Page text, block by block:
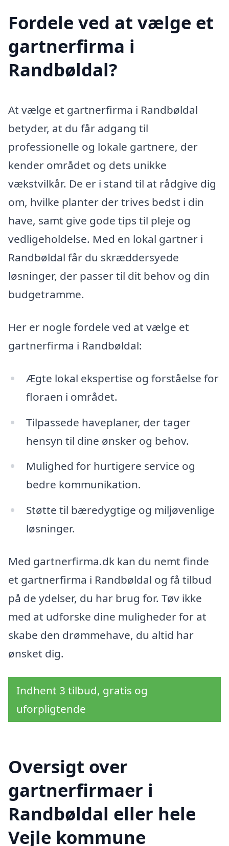
Fordele ved at vælge et
gartnerfirma i
Randbøldal?
At vælge et gartnerfirma i Randbøldal
betyder, at du får adgang til
professionelle og lokale gartnere, der
kender området og dets unikke
vækstvilkår. De er i stand til at rådgive dig
om, hvilke planter der trives bedst i din
have, samt give gode tips til pleje og
vedligeholdelse. Med en lokal gartner i
Randbøldal får du skræddersyede
løsninger, der passer til dit behov og din
budgetramme.
Her er nogle fordele ved at vælge et
gartnerfirma i Randbøldal:
Ægte lokal ekspertise og forståelse for
floraen i området.
Tilpassede haveplaner, der tager
hensyn til dine ønsker og behov.
Mulighed for hurtigere service og
bedre kommunikation.
Støtte til bæredygtige og miljøvenlige
løsninger.
Med gartnerfirma.dk kan du nemt finde
et gartnerfirma i Randbøldal og få tilbud
på de ydelser, du har brug for. Tøv ikke
med at udforske dine muligheder for at
skabe den drømmehave, du altid har
ønsket dig.
Indhent 3 tilbud, gratis og
uforpligtende
Oversigt over
gartnerfirmaer i
Randbøldal eller hele
Vejle kommune